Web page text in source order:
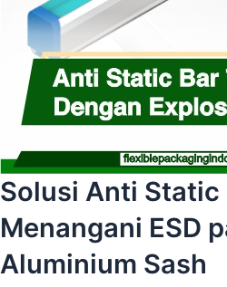
Solusi Anti Static
Menangani ESD
Aluminium Sash